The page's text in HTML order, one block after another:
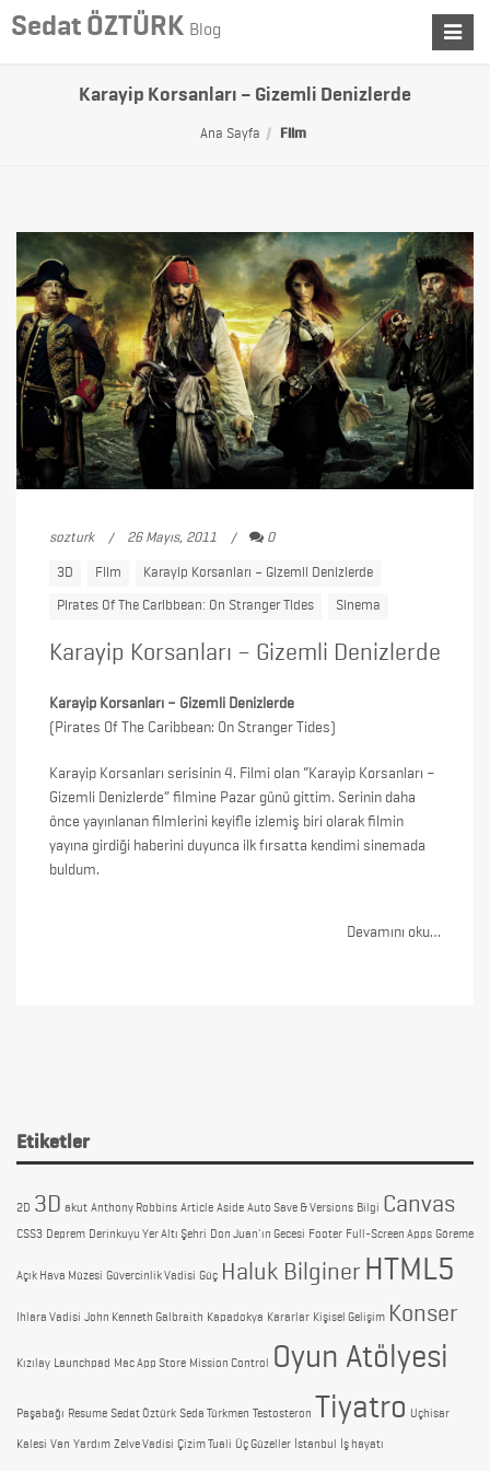
Toggle
Sedat ÖZTÜRK Blog
Karayip Korsanları – Gizemli Denizlerde
Ana Sayfa Film
sozturk 26 Mayıs, 2011 0
3D Film Karayip Korsanları – Gizemli Denizlerde
Pirates Of The Caribbean: On Stranger Tides Sinema
Karayip Korsanları – Gizemli Denizlerde
Karayip Korsanları – Gizemli Denizlerde
(Pirates Of The Caribbean: On Stranger Tides)
Karayip Korsanları serisinin 4. Filmi olan “Karayip Korsanları –
Gizemli Denizlerde” filmine Pazar günü gittim. Serinin daha
önce yayınlanan filmlerini keyifle izlemiş biri olarak filmin
yayına girdiği haberini duyunca ilk fırsatta kendimi sinemada
buldum.
Devamını oku…
Etiketler
2D 3D akut Anthony Robbins Article Aside Auto Save & Versions Bilgi Canvas
CSS3 Deprem Derinkuyu Yer Altı Şehri Don Juan'ın Gecesi Footer Full-Screen Apps Göreme
Açık Hava Müzesi Güvercinlik Vadisi Güç Haluk Bilginer HTML5
Ihlara Vadisi John Kenneth Galbraith Kapadokya Kararlar Kişisel Gelişim Konser
Kızılay Launchpad Mac App Store Mission Control Oyun Atölyesi
Paşabağı Resume Sedat Öztürk Seda Türkmen Testosteron Tiyatro Uçhisar
Kalesi Van Yardım Zelve Vadisi Çizim Tuali Üç Güzeller İstanbul İş hayatı